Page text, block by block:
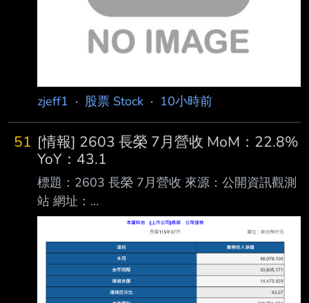
利益(損失) (仟元):(10,5
zjeff1 · 股票 Stock · 10小時前
51 [情報] 2603 長榮 7月營收 MoM：22.8%
YoY：43.1
標題：2603 長榮 7月營收 來源：公開資訊觀測
站 網址：
https://mopsov.twse.com.tw/mops/web/t05st10
_ifrs 內文： https://i.urusai.cc/VRmSu.png
Fugle營收整理： https://i.urusai.cc/Ujduo.png
應該沒人在乎 >//< --